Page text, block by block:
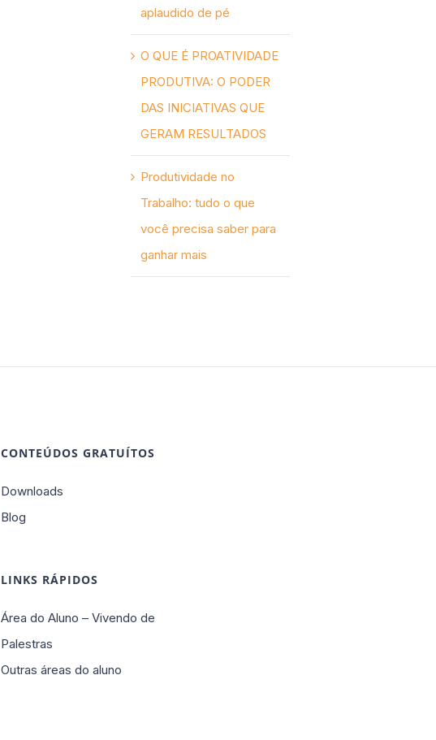
aplaudido de pé
O QUE É PROATIVIDADE
PRODUTIVA: O PODER
DAS INICIATIVAS QUE
GERAM RESULTADOS
Produtividade no
Trabalho: tudo o que
você precisa saber para
ganhar mais
CONTEÚDOS GRATUÍTOS
Downloads
Blog
LINKS RÁPIDOS
Área do Aluno – Vivendo de
Palestras
Outras áreas do aluno